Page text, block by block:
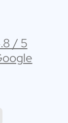
/ 5